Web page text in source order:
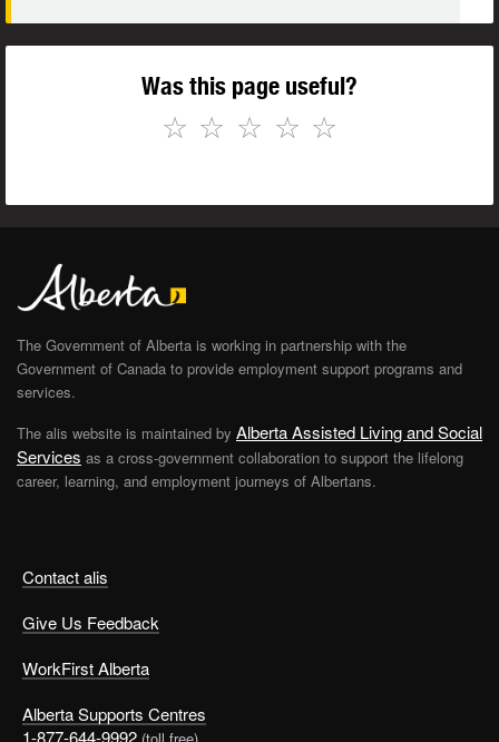
Was this page useful?
☆
☆
☆
☆
☆
Contact alis
Give Us Feedback
WorkFirst Alberta
Alberta Supports Centres
The Government of Alberta is working in partnership with the
Government of Canada to provide employment support programs and
services.
The alis website is maintained by Alberta Assisted Living and Social
Services as a cross-government collaboration to support the lifelong
career, learning, and employment journeys of Albertans.